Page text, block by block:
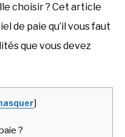
choisir ? Cet article
de paie qu’il vous faut
que vous devez
]
?